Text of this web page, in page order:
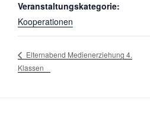
Veranstaltungskategorie:
Kooperationen
Elternabend Medienerziehung 4.
Klassen